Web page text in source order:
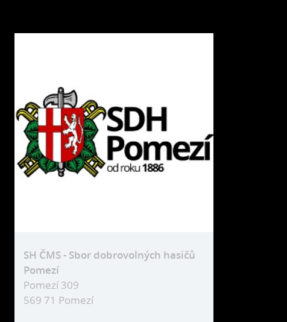
SH ČMS - Sbor dobrovolných hasičů
Pomezí
Pomezí 309
569 71 Pomezí